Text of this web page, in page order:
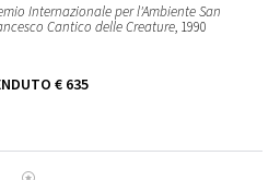
Internazionale per l'Ambiente San
Cantico delle Creature, 1990
€ 635